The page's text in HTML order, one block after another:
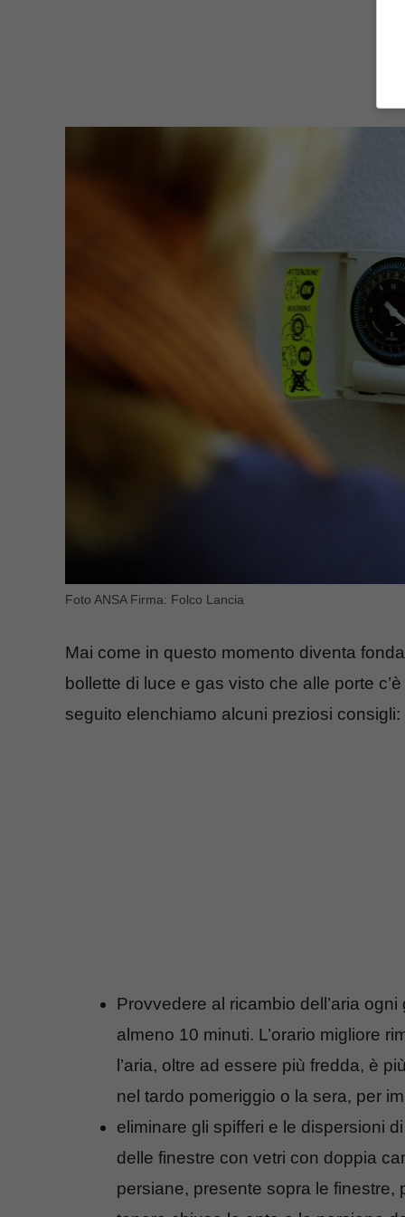
Foto ANSA Firma: Folco Lancia
Mai come in questo momento diventa
bollette di luce e gas visto che alle porte
seguito elenchiamo alcuni preziosi consigli:
Provvedere al ricambio dell’aria
almeno 10 minuti. L’orario migliore
l’aria, oltre ad essere più fredda, è
nel tardo pomeriggio o la sera, per
eliminare gli spifferi e le dispersioni
delle finestre con vetri con doppia
persiane, presente sopra le finestre,